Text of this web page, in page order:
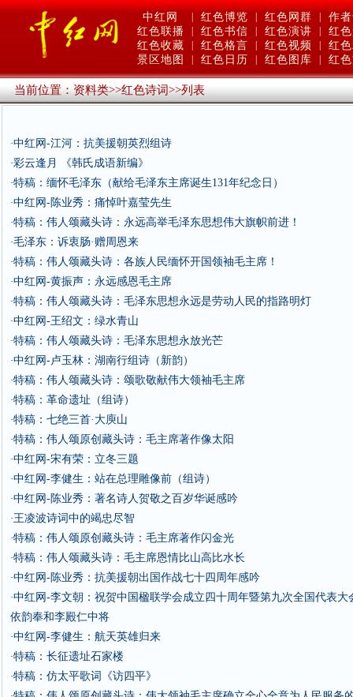
中红网 红色博览 红色网群
作
红色联播
红色书信 红色演讲
红
红色收藏
红色格言 红色视频
红
景区地图
红色日历 红色图库 红
当前位置：资料类>>红色诗词>>列表
·中红网-江河：抗美援朝英烈组诗
·彩云逢月 《韩氏成语新编》
·特稿：缅怀毛泽东（献给毛泽东主席诞生131年纪念日）
·中红网-陈业秀：痛悼叶嘉莹先生
·特稿：伟人颂藏头诗：永远高举毛泽东思想伟大旗帜前进！
·毛泽东：诉衷肠·赠周恩来
·特稿：伟人颂藏头诗：各族人民缅怀开国领袖毛主席！
·中红网-黄振声：永远感恩毛主席
·特稿：伟人颂藏头诗：毛泽东思想永远是劳动人民的指路明灯
·中红网-王绍文：绿水青山
·特稿：伟人颂藏头诗：毛泽东思想永放光芒
·中红网-卢玉林：湖南行组诗（新韵）
·特稿：伟人颂藏头诗：颂歌敬献伟大领袖毛主席
·特稿：革命遗址（组诗）
·特稿：七绝三首·大庾山
·特稿：伟人颂原创藏头诗：毛主席著作像太阳
·中红网-宋有荣：立冬三题
·中红网-李健生：站在总理雕像前（组诗）
·中红网-陈业秀：著名诗人贺敬之百岁华诞感吟
·王凌波诗词中的竭忠尽智
·特稿：伟人颂原创藏头诗：毛主席著作闪金光
·特稿：伟人颂藏头诗：毛主席恩情比山高比水长
·中红网-陈业秀：抗美援朝出国作战七十四周年感吟
·中红网-李文朝：祝贺中国楹联学会成立四十周年暨第九次全国代表
依韵奉和李殿仁中将
·中红网-李健生：航天英雄归来
·特稿：长征遗址石家楼
·特稿：仿太平歌词《访四平》